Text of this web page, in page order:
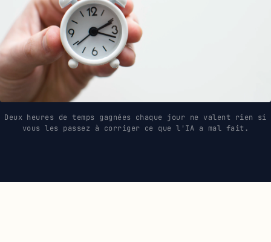
Deux heures de temps gagnées chaque jour ne valent rien si
vous les passez à corriger ce que l'IA a mal fait.